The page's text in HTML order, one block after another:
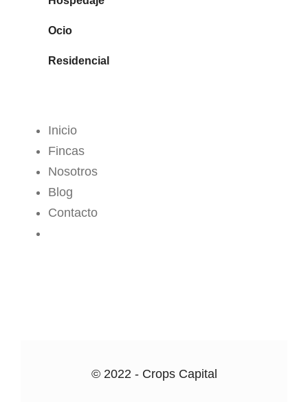
Ocio
Residencial
Inicio
Fincas
Nosotros
Blog
Contacto
© 2022 - Crops Capital